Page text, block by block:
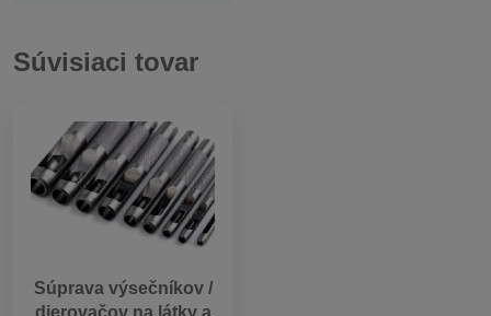
Súvisiaci tovar
Súprava výsečníkov /